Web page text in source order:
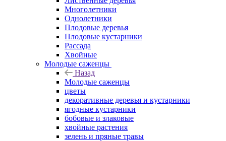
Многолетники
Однолетники
Плодовые деревья
Плодовые кустарники
Рассада
Хвойные
Молодые саженцы
Назад
Молодые саженцы
цветы
декоративные деревья и кустарники
ягодные кустарники
бобовые и злаковые
хвойные растения
зелень и пряные травы